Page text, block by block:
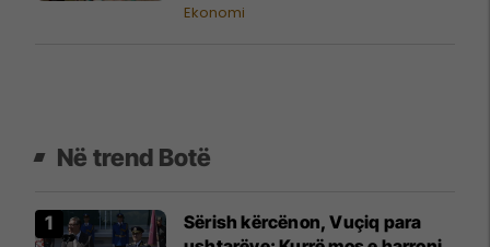
Ekonomi
Në trend Botë
Sërish kërcënon, Vuçiq para